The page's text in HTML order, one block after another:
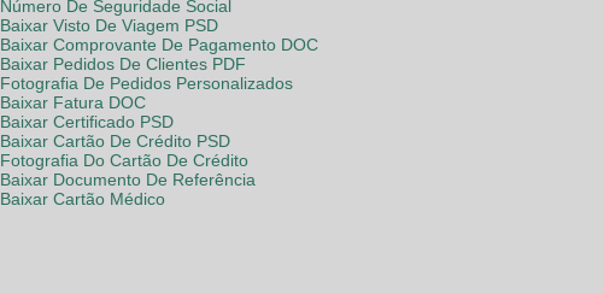
Número De Seguridade Social
Baixar Visto De Viagem PSD
Baixar Comprovante De Pagamento DOC
Baixar Pedidos De Clientes PDF
Fotografia De Pedidos Personalizados
Baixar Fatura DOC
Baixar Certificado PSD
Baixar Cartão De Crédito PSD
Fotografia Do Cartão De Crédito
Baixar Documento De Referência
Baixar Cartão Médico